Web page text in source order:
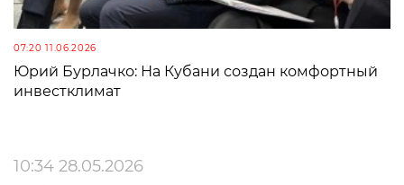
07:20 11.06.2026
Юрий Бурлачко: На Кубани создан комфортный
инвестклимат
10:34 28.05.2026